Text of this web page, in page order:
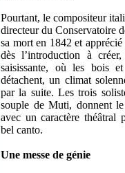
Pourtant, le compositeur
directeur du Conservatoire
sa mort en 1842 et
dès l’introduction à
saisissante, où les bois
détachent, un climat
par la suite. Les trois
souple de Muti, donnent le
avec un caractère théâtral
bel canto.
Une messe de génie